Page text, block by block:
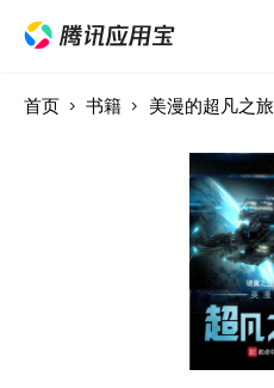
首页 书籍 美漫的超凡之旅